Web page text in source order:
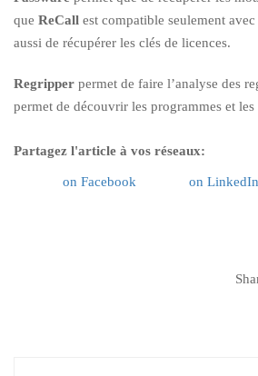
que ReCall est compatible seulement
aussi de récupérer les clés de licences.
Regripper permet de faire l’analyse des
permet de découvrir les programmes et les
Partagez l'article à vos réseaux:
on Facebook on LinkedIn